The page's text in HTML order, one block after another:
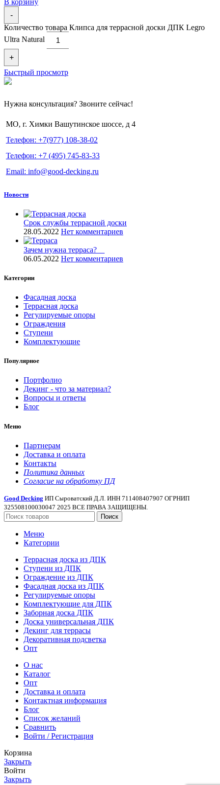
В корзину
-
Количество товара Клипса для террасной доски ДПК Legro
Ultra Natural
+
Быстрый просмотр
Нужна консультация? Звоните сейчас!
МО, г. Химки Вашутинское шоссе, д 4
Телефон: +7(977) 108-38-02
Телефон: +7 (495) 745-83-33
Email: info@good-decking.ru
Новости
Срок службы террасной доски
28.05.2022 Нет комментариев
Зачем нужна терраса? ⠀
06.05.2022 Нет комментариев
Категории
Фасадная доска
Террасная доска
Регулируемые опоры
Ограждения
Ступени
Комплектующие
Популярное
Портфолио
Декинг - что за материал?
Вопросы и ответы
Блог
Меню
Партнерам
Доставка и оплата
Контакты
Политика данных
Согласие на обработку ПД
Good Decking ИП Сыроватский Д.Л. ИНН 711408407907 ОГРНИП
325508100030047 2025 ВСЕ ПРАВА ЗАЩИЩЕНЫ.
Поиск
Меню
Категории
Террасная доска из ДПК
Ступени из ДПК
Ограждение из ДПК
Фасадная доска из ДПК
Регулируемые опоры
Комплектующие для ДПК
Заборная доска ДПК
Доска универсальная ДПК
Декинг для террасы
Декоративная подсветка
Опт
О нас
Каталог
Опт
Доставка и оплата
Контактная информация
Блог
Список желаний
Сравнить
Войти / Регистрация
Корзина
Закрыть
Войти
Закрыть